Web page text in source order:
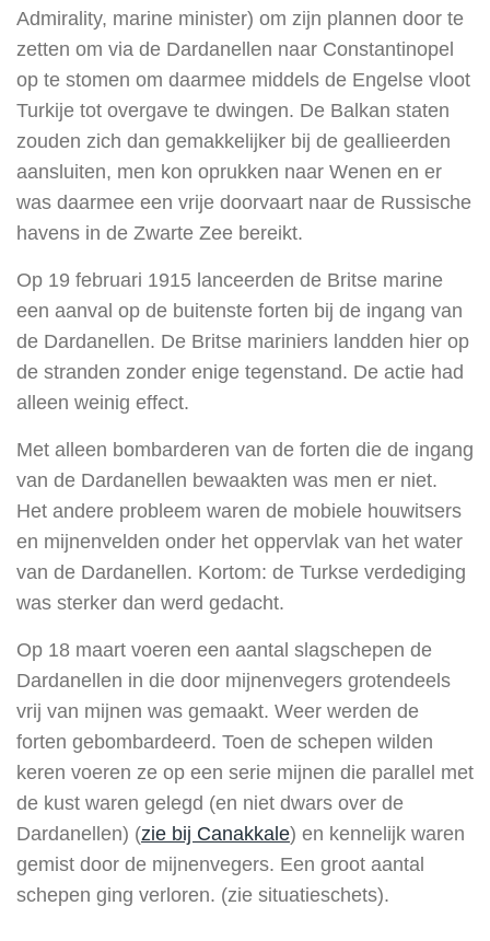
Admirality, marine minister) om zijn plannen door te
zetten om via de Dardanellen naar Constantinopel
op te stomen om daarmee middels de Engelse vloot
Turkije tot overgave te dwingen. De Balkan staten
zouden zich dan gemakkelijker bij de geallieerden
aansluiten, men kon oprukken naar Wenen en er
was daarmee een vrije doorvaart naar de Russische
havens in de Zwarte Zee bereikt.
Op 19 februari 1915 lanceerden de Britse marine
een aanval op de buitenste forten bij de ingang van
de Dardanellen. De Britse mariniers landden hier op
de stranden zonder enige tegenstand. De actie had
alleen weinig effect.
Met alleen bombarderen van de forten die de ingang
van de Dardanellen bewaakten was men er niet.
Het andere probleem waren de mobiele houwitsers
en mijnenvelden onder het oppervlak van het water
van de Dardanellen. Kortom: de Turkse verdediging
was sterker dan werd gedacht.
Op 18 maart voeren een aantal slagschepen de
Dardanellen in die door mijnenvegers grotendeels
vrij van mijnen was gemaakt. Weer werden de
forten gebombardeerd. Toen de schepen wilden
keren voeren ze op een serie mijnen die parallel met
de kust waren gelegd (en niet dwars over de
Dardanellen) (zie bij Canakkale) en kennelijk waren
gemist door de mijnenvegers. Een groot aantal
schepen ging verloren. (zie situatieschets).